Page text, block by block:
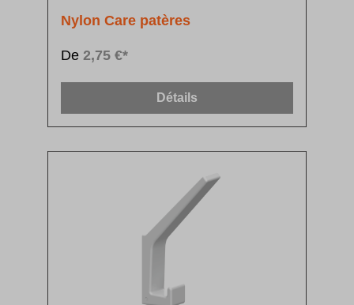
Nylon Care patères
De 2,75 €*
Détails